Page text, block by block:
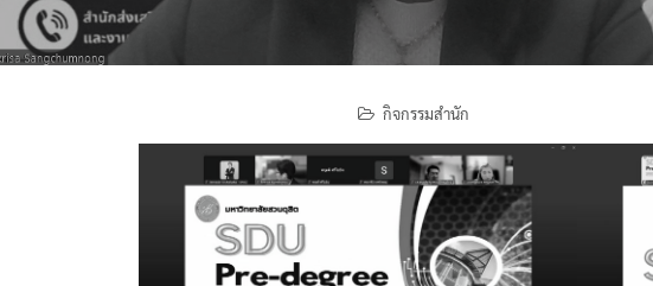
บุคลากรสำนักส่งเสริมวิชาการและงานทะเบียน
ประกาศจาก อว. และคุรุสภา
ประกาศจาก อว. และคุรุสภา
กิจกรรมสำนัก